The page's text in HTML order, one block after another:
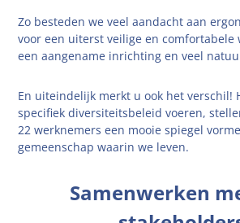
Zo besteden we veel aandacht aan
voor een uiterst veilige en comfortabele
een aangename inrichting en veel
En uiteindelijk merkt u ook het verschil!
specifiek diversiteitsbeleid voeren,
22 werknemers een mooie spiegel
gemeenschap waarin we leven.
Samenwerken